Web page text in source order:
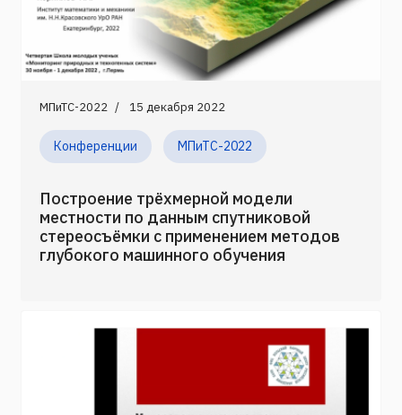
МПиТС-2022 15 декабря 2022
Конференции МПиТС-2022
Построение трёхмерной модели
местности по данным спутниковой
стереосъёмки с применением методов
глубокого машинного обучения